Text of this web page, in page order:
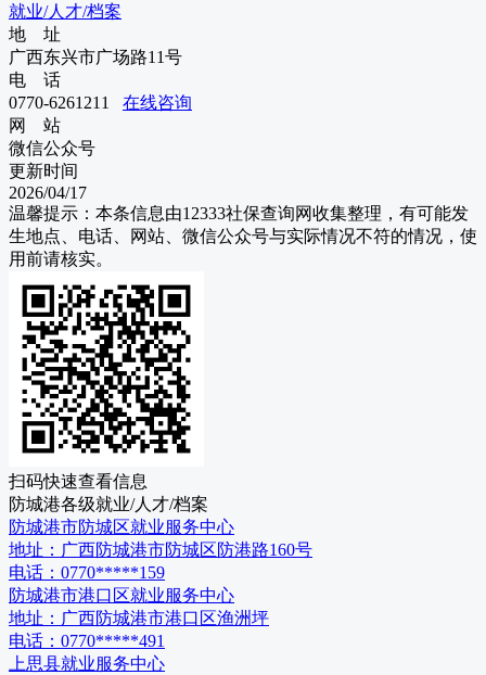
就业/人才/档案
地 址
广西东兴市广场路11号
电 话
0770-6261211
在线咨询
网 站
微信公众号
更新时间
2026/04/17
温馨提示：本条信息由12333社保查询网收集整理，有可能发
生地点、电话、网站、微信公众号与实际情况不符的情况，使
用前请核实。
扫码快速查看信息
防城港各级就业/人才/档案
防城港市防城区就业服务中心
地址： 广西防城港市防城区防港路160号
电话： 0770*****159
防城港市港口区就业服务中心
地址： 广西防城港市港口区渔洲坪
电话： 0770*****491
上思县就业服务中心